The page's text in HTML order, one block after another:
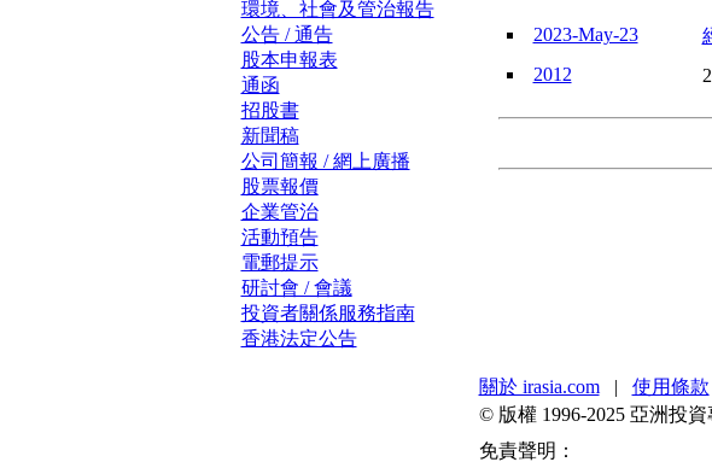
環境、社會及管治報告
公告 / 通告
股本申報表
通函
招股書
新聞稿
公司簡報 / 網上廣播
股票報價
企業管治
活動預告
電郵提示
研討會 / 會議
投資者關係服務指南
香港法定公告
2023-May-23
2012
關於 irasia.com| 使用條款
© 版權 1996-2025 亞洲投
免責聲明：